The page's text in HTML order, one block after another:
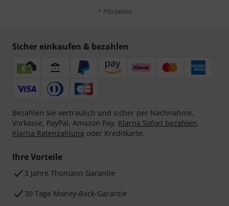
* Pflichtfeld
Sicher einkaufen & bezahlen
Bezahlen Sie vertraulich und sicher per Nachnahme,
Vorkasse, PayPal, Amazon Pay, Klarna Sofort bezahlen,
Klarna Ratenzahlung oder Kreditkarte.
Ihre Vorteile
3 Jahre Thomann Garantie
30 Tage Money-Back-Garantie